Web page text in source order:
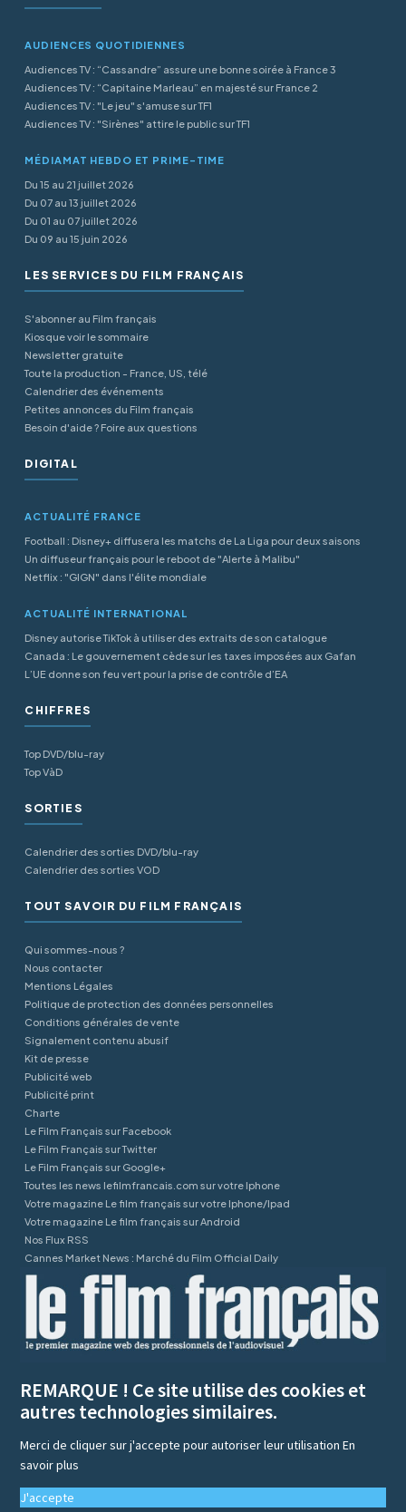
AUDIENCES QUOTIDIENNES
Audiences TV : “Cassandre” assure une bonne soirée à France 3
Audiences TV : “Capitaine Marleau” en majesté sur France 2
Audiences TV : "Le jeu" s'amuse sur TF1
Audiences TV : "Sirènes" attire le public sur TF1
MÉDIAMAT HEBDO ET PRIME-TIME
Du 15 au 21 juillet 2026
Du 07 au 13 juillet 2026
Du 01 au 07 juillet 2026
Du 09 au 15 juin 2026
LES SERVICES DU FILM FRANÇAIS
S'abonner au Film français
Kiosque voir le sommaire
Newsletter gratuite
Toute la production - France, US, télé
Calendrier des événements
Petites annonces du Film français
Besoin d'aide ? Foire aux questions
DIGITAL
ACTUALITÉ FRANCE
Football : Disney+ diffusera les matchs de La Liga pour deux saisons
Un diffuseur français pour le reboot de "Alerte à Malibu"
Netflix : "GIGN" dans l'élite mondiale
ACTUALITÉ INTERNATIONAL
Disney autorise TikTok à utiliser des extraits de son catalogue
Canada : Le gouvernement cède sur les taxes imposées aux Gafan
L’UE donne son feu vert pour la prise de contrôle d’EA
CHIFFRES
Top DVD/blu-ray
Top VàD
SORTIES
Calendrier des sorties DVD/blu-ray
Calendrier des sorties VOD
TOUT SAVOIR DU FILM FRANÇAIS
Qui sommes-nous ?
Nous contacter
Mentions Légales
Politique de protection des données personnelles
Conditions générales de vente
Signalement contenu abusif
Kit de presse
Publicité web
Publicité print
Charte
Le Film Français sur Facebook
Le Film Français sur Twitter
Le Film Français sur Google+
Toutes les news lefilmfrancais.com sur votre Iphone
Votre magazine Le film français sur votre Iphone/Ipad
Votre magazine Le film français sur Android
Nos Flux RSS
Cannes Market News : Marché du Film Official Daily
REMARQUE ! Ce site utilise des cookies et
autres technologies similaires.
Merci de cliquer sur j'accepte pour autoriser leur utilisationEn
savoir plus
J'accepte